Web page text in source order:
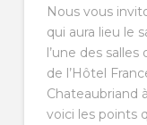
Nous vous
qui aura lieu le
l’une des
de l’Hôtel
Chateaubriand
voici les points